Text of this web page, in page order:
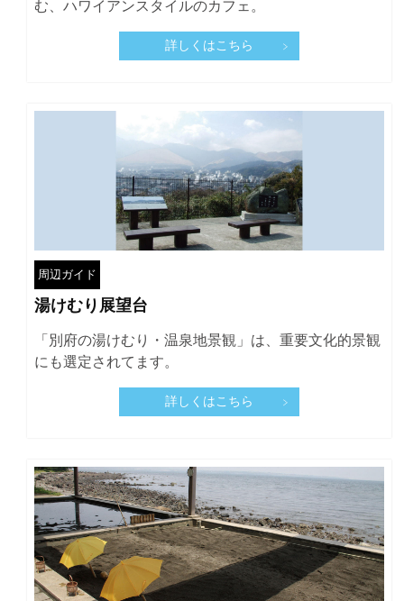
む、ハワイアンスタイルのカフェ。
詳しくはこちら
周辺ガイド
湯けむり展望台
「別府の湯けむり・温泉地景観」は、重要文化的景観
にも選定されてます。
詳しくはこちら